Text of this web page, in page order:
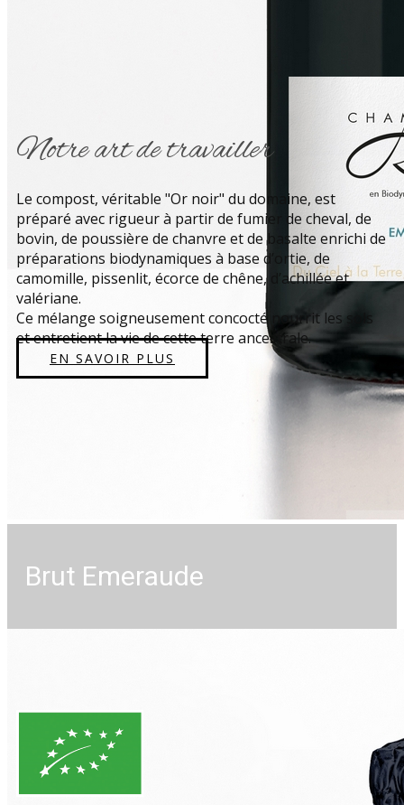
Brut Emeraude
Notre art de travailler
Le compost, véritable "Or noir" du domaine, est
préparé avec rigueur à partir de fumier de cheval, de
bovin, de poussière de chanvre et de basalte enrichi de
préparations biodynamiques à base d’ortie, de
camomille, pissenlit, écorce de chêne, d’achillée et
valériane.
Ce mélange soigneusement concocté nourrit les sols
et entretient la vie de cette terre ancestrale.
EN SAVOIR PLUS